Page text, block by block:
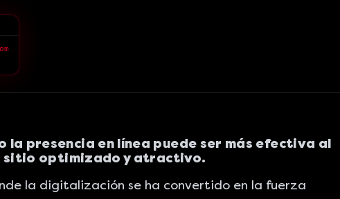
la presencia en línea puede ser más efectiva al
sitio optimizado y atractivo.
la digitalización se ha convertido en la fuerza